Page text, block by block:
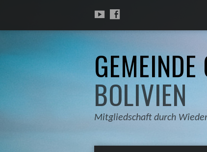
GEMEINDE
BOLIVIEN
Mitgliedschaft durch